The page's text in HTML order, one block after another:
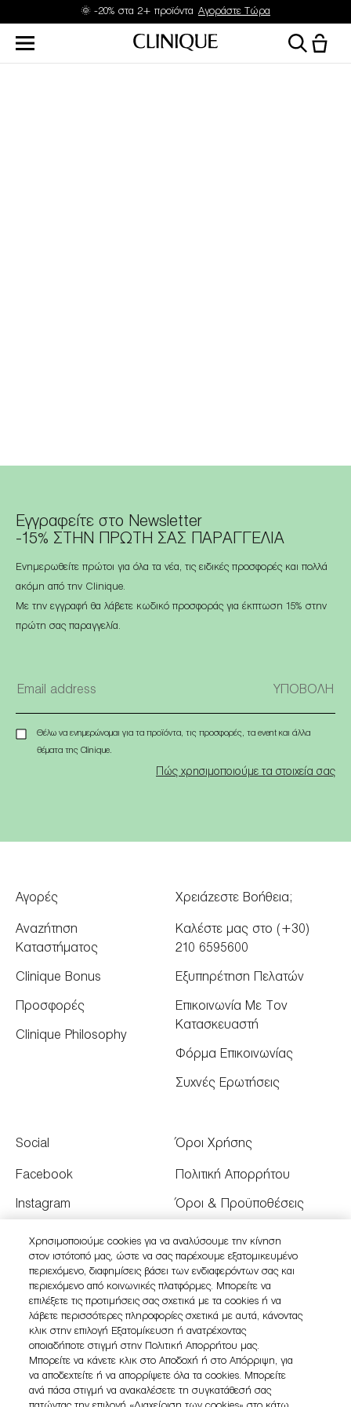
🌞 -20% στα 2+ προϊόντα Αγοράστε Τώρα
Εγγραφείτε στο Newsletter
-15% ΣΤΗΝ ΠΡΩΤΗ ΣΑΣ ΠΑΡΑΓΓΕΛΙΑ
Ενημερωθείτε πρώτοι για όλα τα νέα, τις ειδικές προσφορές και πολλά
ακόμη από την Clinique.
Με την εγγραφή θα λάβετε κωδικό προσφοράς για έκπτωση 15% στην
πρώτη σας παραγγελία.
Θέλω να ενημερώνομαι για τα προϊόντα, τις προσφορές, τα event και άλλα
θέματα της Clinique.
Πώς χρησιμοποιούμε τα στοιχεία σας
Αγορές
Αναζήτηση
Καταστήματος
Clinique Bonus
Προσφορές
Clinique Philosophy
Χρειάζεστε Βοήθεια;
Καλέστε μας στο (+30)
210 6595600
Εξυπηρέτηση Πελατών
Επικοινωνία Με Τον
Κατασκευαστή
Φόρμα Επικοινωνίας
Συχνές Ερωτήσεις
Social
Facebook
Instagram
Twitter
Όροι Χρήσης
Πολιτική Απορρήτου
Όροι & Προϋποθέσεις
Διαχειριστείτε τα Cookies
του Ιστότοπου
Χρησιμοποιούμε cookies για να αναλύσουμε την κίνηση
στον ιστότοπό μας, ώστε να σας παρέχουμε εξατομικευμένο
περιεχόμενο, διαφημίσεις βάσει των ενδιαφερόντων σας και
περιεχόμενο από κοινωνικές πλατφόρμες. Μπορείτε να
επιλέξετε τις προτιμήσεις σας σχετικά με τα cookies ή να
λάβετε περισσότερες πληροφορίες σχετικά με αυτά, κάνοντας
κλικ στην επιλογή Εξατομίκευση ή ανατρέχοντας
οποιαδήποτε στιγμή στην Πολιτική Απορρήτου μας.
Μπορείτε να κάνετε κλικ στο Αποδοχή ή στο Απόρριψη, για
να αποδεχτείτε ή να απορρίψετε όλα τα cookies. Μπορείτε
ανά πάσα στιγμή να ανακαλέσετε τη συγκατάθεσή σας